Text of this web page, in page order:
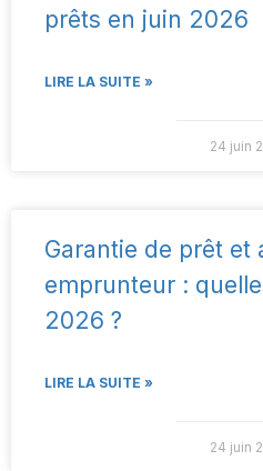
prêts en juin 2026
LIRE LA SUITE »
24 juin
Garantie de prêt et
emprunteur :
2026 ?
LIRE LA SUITE »
24 juin